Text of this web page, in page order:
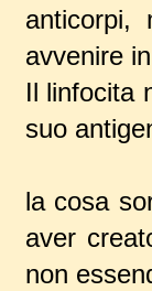
avvenire
Il linfocita
suo
la cosa
aver
non